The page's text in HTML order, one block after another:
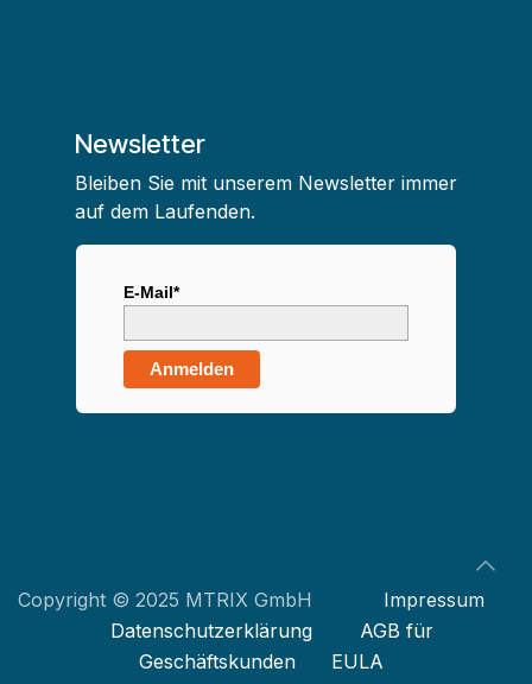
Newsletter
Bleiben Sie mit unserem Newsletter immer
auf dem Laufenden.
E-Mail*
Anmelden
Copyright © 2025 MTRIX GmbH Impressum
Datenschutzerklärung
AGB für
Geschäftskunden
EULA